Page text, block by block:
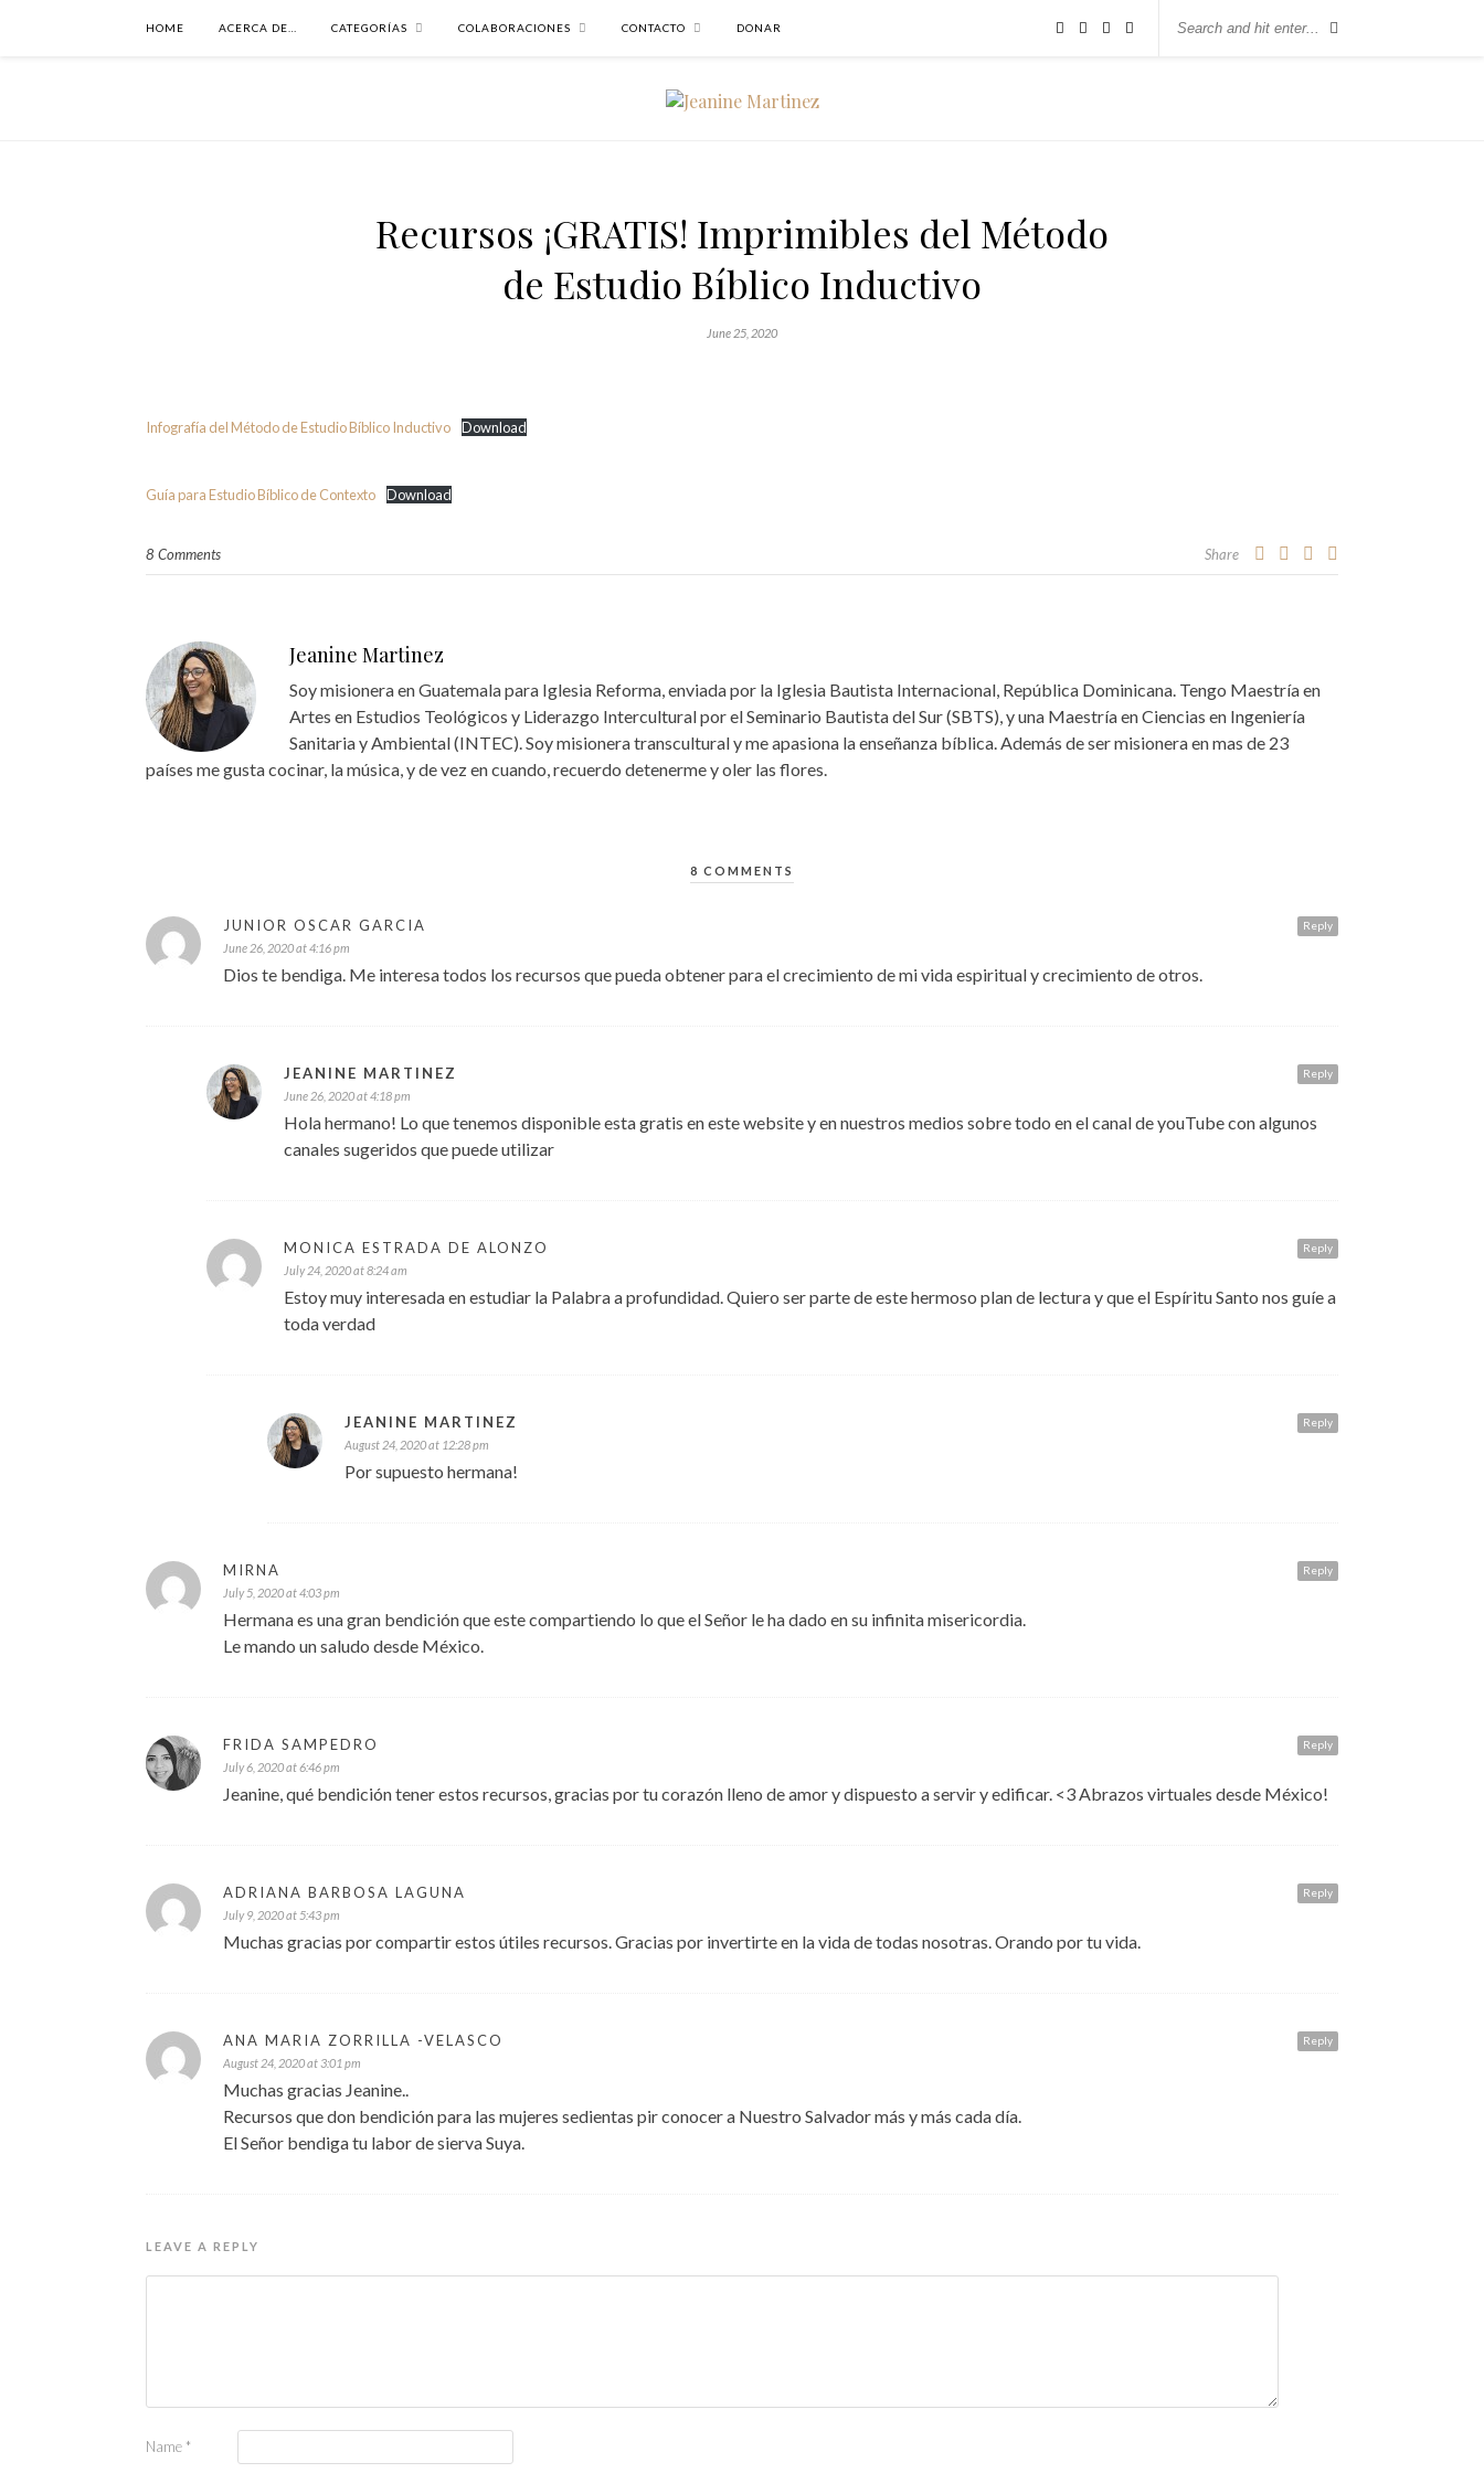
HOME ACERCA DE… CATEGORÍAS COLABORACIONES CONTACTO DONAR
Recursos ¡GRATIS! Imprimibles del Método
de Estudio Bíblico Inductivo
June 25, 2020
Infografía del Método de Estudio Bíblico Inductivo Download
Guía para Estudio Bíblico de Contexto Download
8 Comments Share
Jeanine Martinez
Soy misionera en Guatemala para Iglesia Reforma, enviada por la Iglesia Bautista Internacional, República Dominicana. Tengo Maestría en
Artes en Estudios Teológicos y Liderazgo Intercultural por el Seminario Bautista del Sur (SBTS), y una Maestría en Ciencias en Ingeniería
Sanitaria y Ambiental (INTEC). Soy misionera transcultural y me apasiona la enseñanza bíblica. Además de ser misionera en mas de 23
países me gusta cocinar, la música, y de vez en cuando, recuerdo detenerme y oler las flores.
8 COMMENTS
Reply
JUNIOR OSCAR GARCIA
June 26, 2020 at 4:16 pm
Dios te bendiga. Me interesa todos los recursos que pueda obtener para el crecimiento de mi vida espiritual y crecimiento de otros.
Reply
JEANINE MARTINEZ
June 26, 2020 at 4:18 pm
Hola hermano! Lo que tenemos disponible esta gratis en este website y en nuestros medios sobre todo en el canal de youTube con algunos
canales sugeridos que puede utilizar
Reply
MONICA ESTRADA DE ALONZO
July 24, 2020 at 8:24 am
Estoy muy interesada en estudiar la Palabra a profundidad. Quiero ser parte de este hermoso plan de lectura y que el Espíritu Santo nos guíe a
toda verdad
Reply
JEANINE MARTINEZ
August 24, 2020 at 12:28 pm
Por supuesto hermana!
Reply
MIRNA
July 5, 2020 at 4:03 pm
Hermana es una gran bendición que este compartiendo lo que el Señor le ha dado en su infinita misericordia.
Le mando un saludo desde México.
Reply
FRIDA SAMPEDRO
July 6, 2020 at 6:46 pm
Jeanine, qué bendición tener estos recursos, gracias por tu corazón lleno de amor y dispuesto a servir y edificar. <3 Abrazos virtuales desde México!
Reply
ADRIANA BARBOSA LAGUNA
July 9, 2020 at 5:43 pm
Muchas gracias por compartir estos útiles recursos. Gracias por invertirte en la vida de todas nosotras. Orando por tu vida.
Reply
ANA MARIA ZORRILLA -VELASCO
August 24, 2020 at 3:01 pm
Muchas gracias Jeanine..
Recursos que don bendición para las mujeres sedientas pir conocer a Nuestro Salvador más y más cada día.
El Señor bendiga tu labor de sierva Suya.
LEAVE A REPLY
Name *